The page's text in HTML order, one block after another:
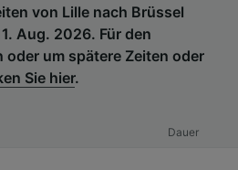
von Lille nach Brüssel
Aug. 2026. Für den
um spätere Zeiten oder
Sie hier.
Dauer